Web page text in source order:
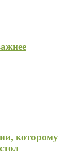
которому